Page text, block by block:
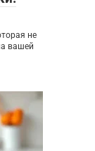
не
вашей